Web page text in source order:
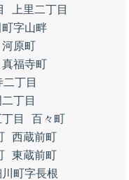
上里二丁目
字山畔
河原町
真福寺町
丁目
丁目
目
百々町
西蔵前町
東蔵前町
川町字長根